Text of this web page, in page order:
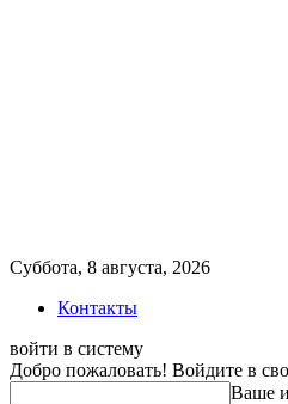
Суббота, 8 августа, 2026
Контакты
войти в систему
Добро пожаловать! Войдите в
Ваше